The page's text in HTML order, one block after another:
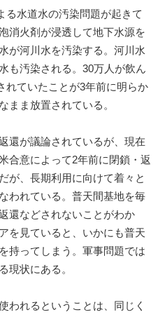
水道水の汚染問題が起きて
消火剤が浸透して地下水源を
が河川水を汚染する。河川水
も汚染される。30万人が飲ん
れていたことが3年前に明らか
まま放置されている。
還が議論されているが、現在
合意によって2年前に閉鎖・返
が、長期利用に向けて着々と
われている。普天間基地を毎
還などされないことがわか
を見ていると、いかにも普天
持ってしまう。軍事問題では
現状にある。
れるということは、同じく